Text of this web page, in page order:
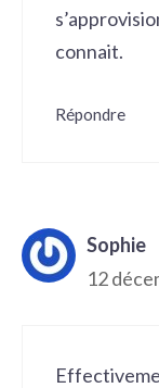
connait.
Répondre
Sophie
12